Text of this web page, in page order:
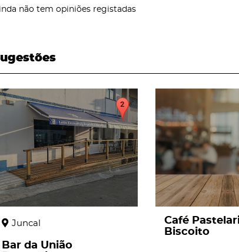
não tem opiniões registadas
Juncal
Bar da União
Café
Biscoito